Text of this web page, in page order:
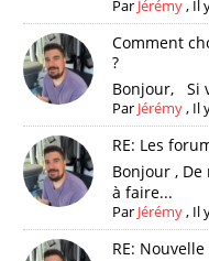
Par Jérémy, Il
Comment
?
Bonjour, Si
Par Jérémy, Il
RE: Les
Bonjour ,
à faire...
Par Jérémy, Il
RE: